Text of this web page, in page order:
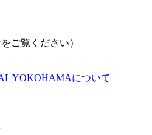
ご覧ください）
YOKOHAMAについて